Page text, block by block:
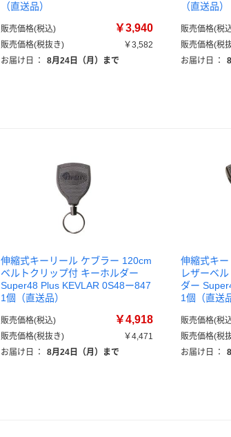
（直送品）
販売価格(税込) ￥3,940
販売価格(税抜き)
￥3,582
お届け日
： 8月24日（月）まで
（直送品）
販売価格(税
販売価格(税
お届け日
：
伸縮式キーリール ケブラー 120cm
ベルトクリップ付 キーホルダー
Super48 Plus KEVLAR 0S48ー847
1個（直送品）
販売価格(税込) ￥4,918
販売価格(税抜き)
￥4,471
お届け日
： 8月24日（月）まで
伸縮式キ
レザーベ
ダー
1個（直送
販売価格(税
販売価格(税
お届け日
：